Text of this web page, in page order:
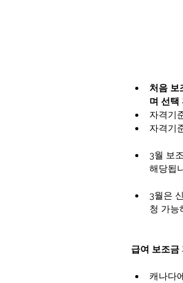
처음 보
며 선택
자격기
자격기
3월 보
해당됩
3월은
청 가능
급여 보조금
캐나다